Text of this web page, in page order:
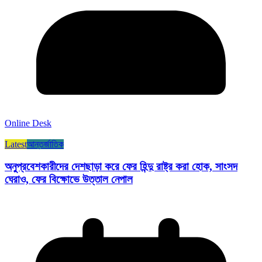
Online Desk
Latestআন্তর্জাতিক
অনুপ্রবেশকারীদের দেশছাড়া করে ফের হিন্দু রাষ্ট্র করা হোক, সাংসদ
ঘেরাও, ফের বিক্ষোভে উত্তাল নেপাল